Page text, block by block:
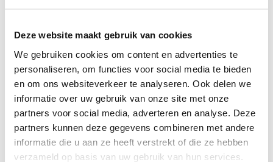
Deze website maakt gebruik van cookies
We gebruiken cookies om content en advertenties te
personaliseren, om functies voor social media te bieden
en om ons websiteverkeer te analyseren. Ook delen we
informatie over uw gebruik van onze site met onze
partners voor social media, adverteren en analyse. Deze
partners kunnen deze gegevens combineren met andere
informatie die u aan ze heeft verstrekt of die ze hebben
verzameld op basis van uw gebruik van hun services.
€415,00
Incl. BTW
RESERVATIE AANVRAAG